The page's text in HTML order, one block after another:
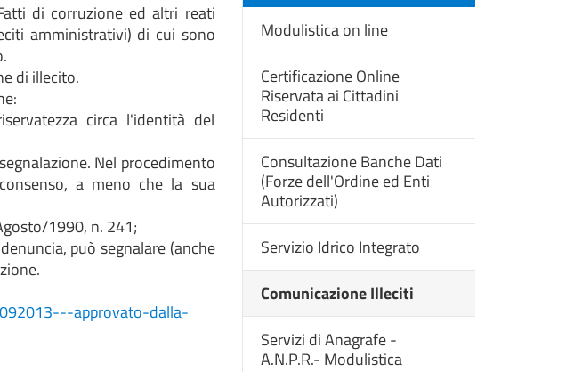
di corruzione ed altri reati
amministrativi) di cui sono
di illecito.
circa l'identità del
Nel procedimento
a meno che la sua
1990, n. 241;
può segnalare (anche
approvato-dalla-
Modulistica on line
Certificazione Online
Riservata ai Cittadini
Residenti
Consultazione Banche Dati
(Forze dell'Ordine ed Enti
Autorizzati)
Servizio Idrico Integrato
Comunicazione Illeciti
Servizi di Anagrafe -
A.N.P.R.- Modulistica